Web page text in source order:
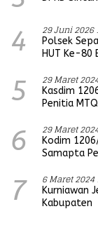
4 29 Juni 2026
Polsek
HUT Ke-80
5 29 Maret
Kasdim
Penitia
6 29 Maret
Kodim
Samapta
7 6 Maret 2024
Kurniawan
Kabupaten